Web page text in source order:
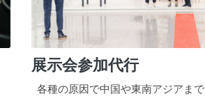
展示会参加代行
各種の原因で中国や東南アジアまで